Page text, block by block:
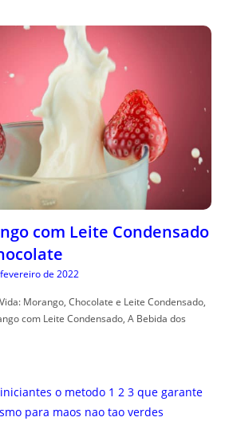
com Leite Condensado
de 2022
Morango, Chocolate e Leite Condensado,
com Leite Condensado, A Bebida dos